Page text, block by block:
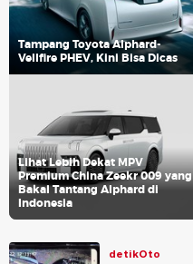
Tampang Toyota Alphard-
Vellfire PHEV, Kini Bisa Dicas
Lihat Lebih Dekat MPV
Premium China Zeekr 009 yang
Bakal Tantang Alphard di
Indonesia
detikOto